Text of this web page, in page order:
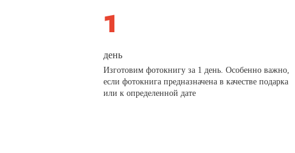
день
Изготовим фотокнигу за 1 день. Особенно важно,
если фотокнига предназначена в качестве подарка
или к определенной дате